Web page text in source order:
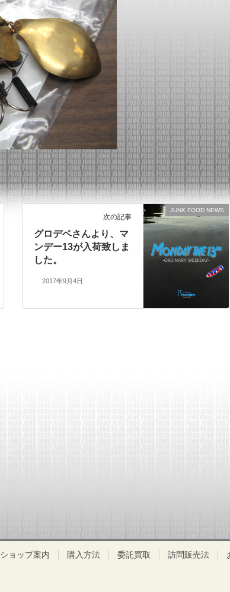
JUNK FOOD NEWS
次の記事
グロデベさんより、マ
ンデー13が入荷致しま
した。
2017年9月4日
ショップ案内 購入方法 委託買取 訪問販売法